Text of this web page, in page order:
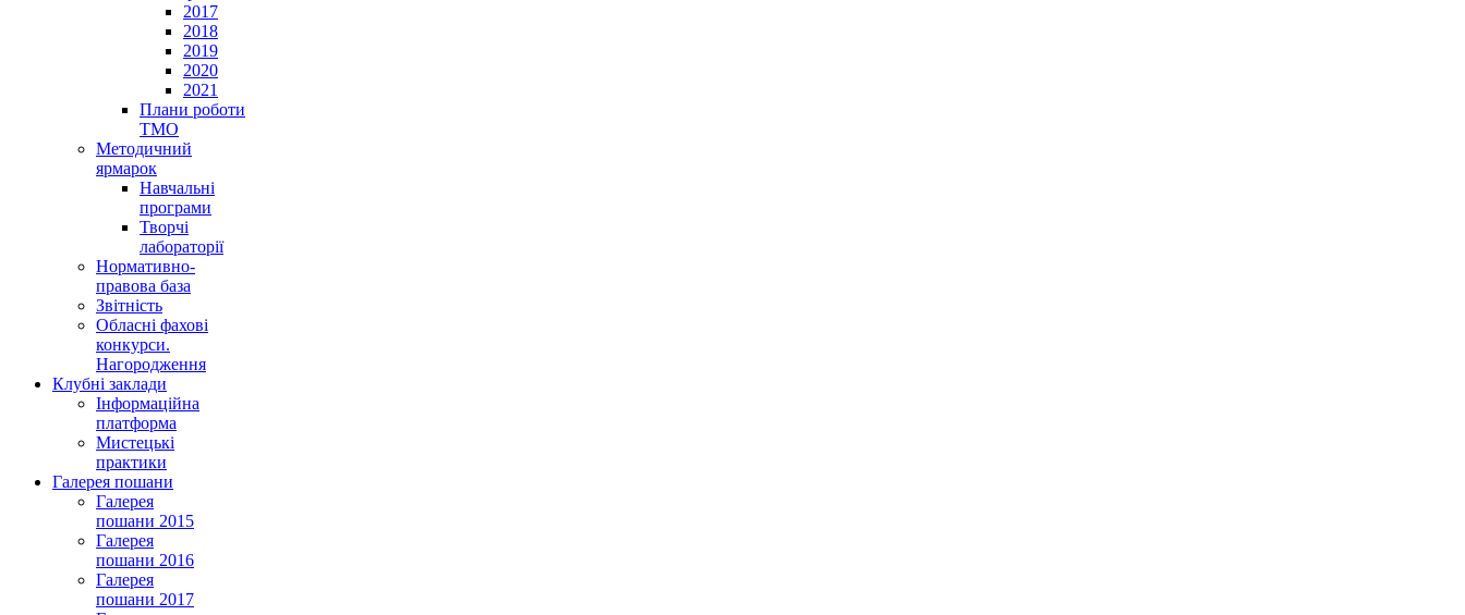
2017
2018
2019
2020
2021
Плани роботи
ТМО
Методичний
ярмарок
Навчальні
програми
Творчі
лабораторії
Нормативно-
правова база
Звітність
Обласні фахові
конкурси.
Нагородження
Клубні заклади
Інформаційна
платформа
Мистецькі
практики
Галерея пошани
Галерея
пошани 2015
Галерея
пошани 2016
Галерея
пошани 2017